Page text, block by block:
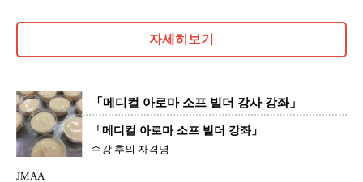
자세히보기
「메디컬 아로마 소프 빌더 강사 강좌」
「메디컬 아로마 소프 빌더 강좌」
수강 후의 자격명
JMAA